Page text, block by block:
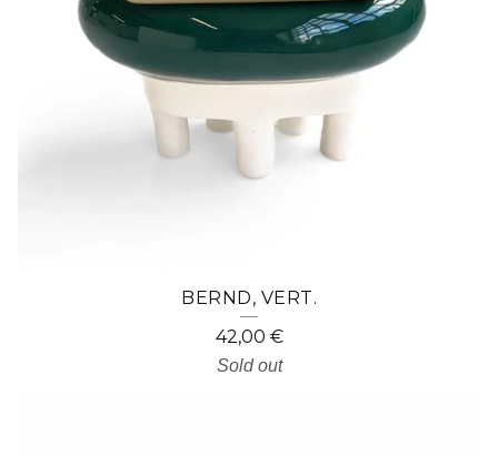
BERND, VERT.
42,00 €
Sold out